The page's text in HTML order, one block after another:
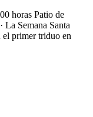
horas Patio de
Semana Santa
primer triduo en